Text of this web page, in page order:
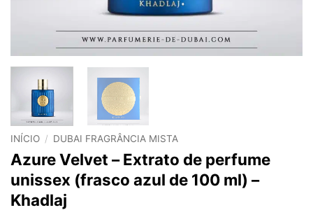
INÍCIO / DUBAI FRAGRÂNCIA MISTA
Azure Velvet – Extrato de perfume
unissex (frasco azul de 100 ml) –
Khadlaj